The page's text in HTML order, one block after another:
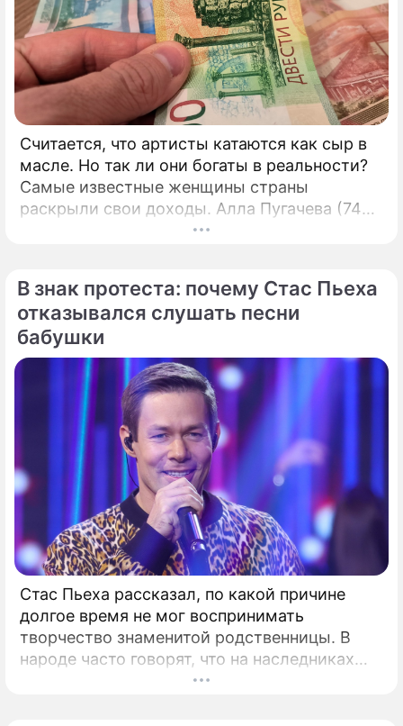
Считается, что артисты катаются как сыр в
масле. Но так ли они богаты в реальности?
Самые известные женщины страны
раскрыли свои доходы. Алла Пугачева (74
года), имея звание народной артистки СССР,
В знак протеста: почему Стас Пьеха
отказывался слушать песни
бабушки
Стас Пьеха рассказал, по какой причине
долгое время не мог воспринимать
творчество знаменитой родственницы. В
народе часто говорят, что на наследниках
талантливых людей природа отдыхает.